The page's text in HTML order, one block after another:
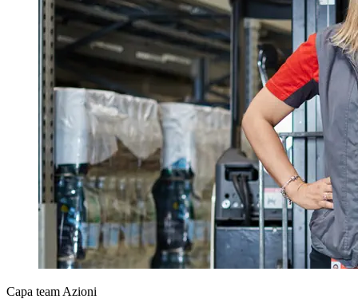
Capa team Azioni